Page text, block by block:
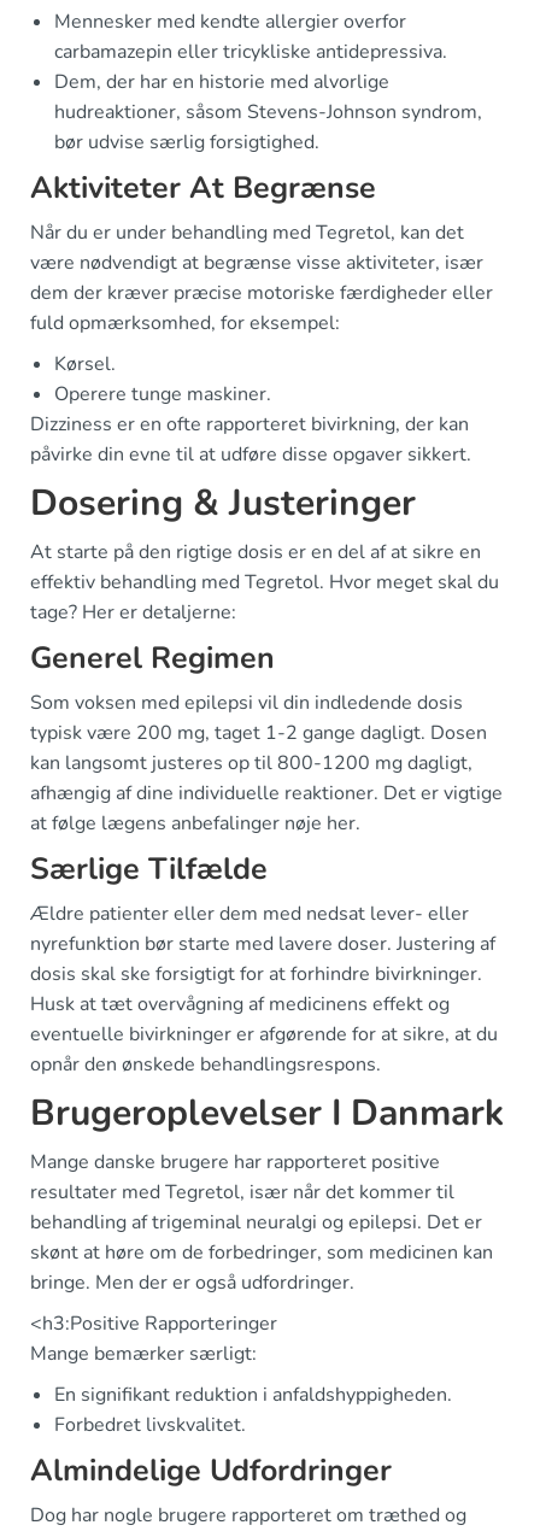
Mennesker med kendte allergier overfor
carbamazepin eller tricykliske antidepressiva.
Dem, der har en historie med alvorlige
hudreaktioner, såsom Stevens-Johnson syndrom,
bør udvise særlig forsigtighed.
Aktiviteter At Begrænse
Når du er under behandling med Tegretol, kan det
være nødvendigt at begrænse visse aktiviteter, især
dem der kræver præcise motoriske færdigheder eller
fuld opmærksomhed, for eksempel:
Kørsel.
Operere tunge maskiner.
Dizziness er en ofte rapporteret bivirkning, der kan
påvirke din evne til at udføre disse opgaver sikkert.
Dosering & Justeringer
At starte på den rigtige dosis er en del af at sikre en
effektiv behandling med Tegretol. Hvor meget skal du
tage? Her er detaljerne:
Generel Regimen
Som voksen med epilepsi vil din indledende dosis
typisk være 200 mg, taget 1-2 gange dagligt. Dosen
kan langsomt justeres op til 800-1200 mg dagligt,
afhængig af dine individuelle reaktioner. Det er vigtige
at følge lægens anbefalinger nøje her.
Særlige Tilfælde
Ældre patienter eller dem med nedsat lever- eller
nyrefunktion bør starte med lavere doser. Justering af
dosis skal ske forsigtigt for at forhindre bivirkninger.
Husk at tæt overvågning af medicinens effekt og
eventuelle bivirkninger er afgørende for at sikre, at du
opnår den ønskede behandlingsrespons.
Brugeroplevelser I Danmark
Mange danske brugere har rapporteret positive
resultater med Tegretol, især når det kommer til
behandling af trigeminal neuralgi og epilepsi. Det er
skønt at høre om de forbedringer, som medicinen kan
bringe. Men der er også udfordringer.
<h3:Positive Rapporteringer
Mange bemærker særligt:
En signifikant reduktion i anfaldshyppigheden.
Forbedret livskvalitet.
Almindelige Udfordringer
Dog har nogle brugere rapporteret om træthed og